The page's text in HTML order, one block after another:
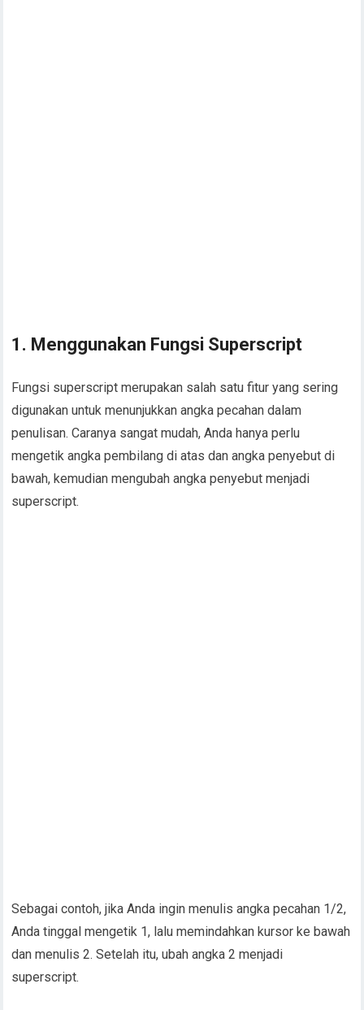
1. Menggunakan Fungsi Superscript
Fungsi superscript merupakan salah satu fitur yang sering
digunakan untuk menunjukkan angka pecahan dalam
penulisan. Caranya sangat mudah, Anda hanya perlu
mengetik angka pembilang di atas dan angka penyebut di
bawah, kemudian mengubah angka penyebut menjadi
superscript.
Sebagai contoh, jika Anda ingin menulis angka pecahan 1/2,
Anda tinggal mengetik 1, lalu memindahkan kursor ke bawah
dan menulis 2. Setelah itu, ubah angka 2 menjadi
superscript.